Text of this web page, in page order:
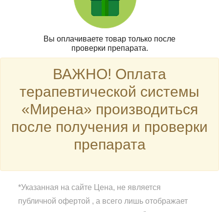
Вы оплачиваете товар только после
проверки препарата.
ВАЖНО! Оплата
терапевтической системы
«Мирена» производиться
после получения и проверки
препарата
*Указанная на сайте Цена, не является
публичной офертой , а всего лишь отображает